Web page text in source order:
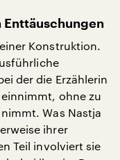
Enttäuschungen
Konstruktion.
der die Erzählerin
ohne zu
Was Nastja
ihrer
Teil involviert sie